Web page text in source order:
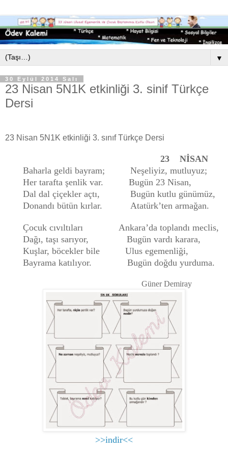
▼
30 Eylül 2014 Salı
23 Nisan 5N1K etkinliği 3. sinif Türkçe
Dersi
23 Nisan 5N1K etkinliği 3. sınıf Türkçe Dersi
23
NİSAN
Baharla geldi bayram; Neşeliyiz, mutluyuz;
Her tarafta şenlik var. Bugün 23 Nisan,
Dal dal çiçekler açtı, Bugün kutlu günümüz,
Donandı bütün kırlar. Atatürk’ten armağan.
Çocuk cıvıltıları Ankara’da toplandı meclis,
Dağı, taşı sarıyor, Bugün vardı karara,
Kuşlar, böcekler bile Ulus egemenliği,
Bayrama katılıyor. Bugün doğdu yurduma.
Güner Demiray
>>indir<<